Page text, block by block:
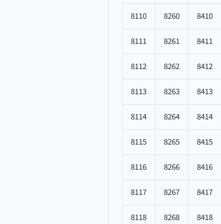
8110 8260 8410
8111 8261 8411
8112 8262 8412
8113 8263 8413
8114 8264 8414
8115 8265 8415
8116 8266 8416
8117 8267 8417
8118 8268 8418